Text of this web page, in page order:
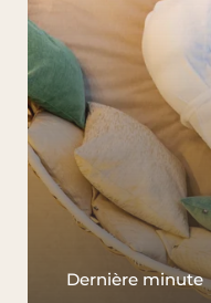
Dernière minute